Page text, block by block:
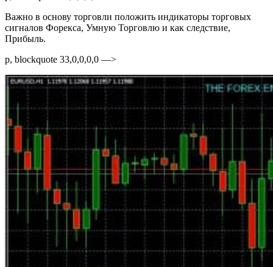
Важно в основу торговли положить индикаторы торговых
сигналов Форекса, Умную Торговлю и как следствие,
Прибыль.
p, blockquote 33,0,0,0,0 —>